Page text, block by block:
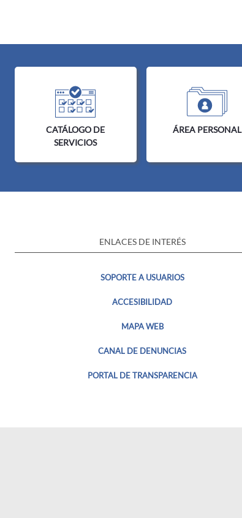
CATÁLOGO DE
SERVICIOS
ÁREA PERSONAL
ENLACES DE INTERÉS
SOPORTE A USUARIOS
ACCESIBILIDAD
MAPA WEB
CANAL DE DENUNCIAS
PORTAL DE TRANSPARENCIA